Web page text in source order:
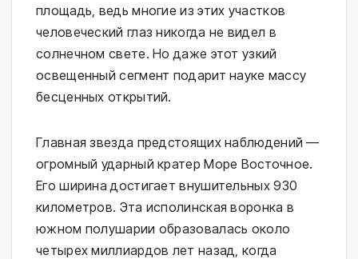
площадь, ведь многие из этих участков
человеческий глаз никогда не видел в
солнечном свете. Но даже этот узкий
освещенный сегмент подарит науке массу
бесценных открытий.
Главная звезда предстоящих наблюдений —
огромный ударный кратер Море Восточное.
Его ширина достигает внушительных 930
километров. Эта исполинская воронка в
южном полушарии образовалась около
четырех миллиардов лет назад, когда